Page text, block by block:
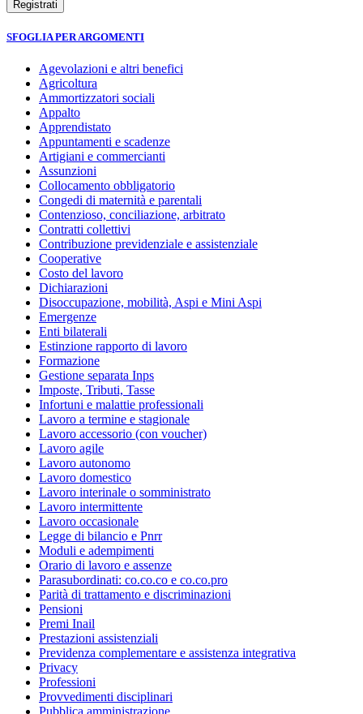
SFOGLIA PER ARGOMENTI
Agevolazioni e altri benefici
Agricoltura
Ammortizzatori sociali
Appalto
Apprendistato
Appuntamenti e scadenze
Artigiani e commercianti
Assunzioni
Collocamento obbligatorio
Congedi di maternità e parentali
Contenzioso, conciliazione, arbitrato
Contratti collettivi
Contribuzione previdenziale e assistenziale
Cooperative
Costo del lavoro
Dichiarazioni
Disoccupazione, mobilità, Aspi e Mini Aspi
Emergenze
Enti bilaterali
Estinzione rapporto di lavoro
Formazione
Gestione separata Inps
Imposte, Tributi, Tasse
Infortuni e malattie professionali
Lavoro a termine e stagionale
Lavoro accessorio (con voucher)
Lavoro agile
Lavoro autonomo
Lavoro domestico
Lavoro interinale o somministrato
Lavoro intermittente
Lavoro occasionale
Legge di bilancio e Pnrr
Moduli e adempimenti
Orario di lavoro e assenze
Parasubordinati: co.co.co e co.co.pro
Parità di trattamento e discriminazioni
Pensioni
Premi Inail
Prestazioni assistenziali
Previdenza complementare e assistenza integrativa
Privacy
Professioni
Provvedimenti disciplinari